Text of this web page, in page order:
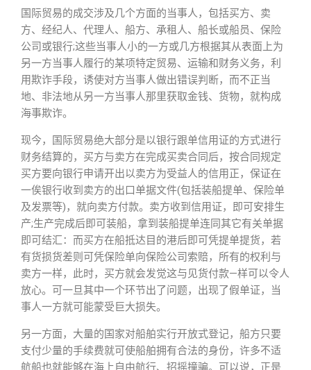
国际贸易的成交涉及几个方面的当事人，包括买方、卖
方、经纪人、代理人、船方、承租人、船长或船员、保险
公司或银行;这些当事人小的一方或几方根据其从表面上为
另一方当事人履行的某项特定贸易、运输和财务义务，利
用欺诈手段，诱使对方当事人做出错误判断，而不正当
地、非法地从另一方当事人那里获取金钱、货物，就构成
海事欺诈。
现今，国际贸易绝大部分是以银行跟单信用证的方式进行
财务结算的，买方与卖方在完成买卖合同后，按合同规定
买方要向银行申请开出以卖方为受益人的信用正，保证在
一俟银行收到卖方的出口单据文件(包括装船提单、保险单
及发票等)，就向卖方付款。卖方收到信用证，即可安排生
产;生产完成后即可装船，拿到装船提单连同其它有关单据
即可结汇：而买方在船抵达目的港后即可凭提单提货，若
有货损货差则可凭保险单向保险公司索赔，所有的权利与
卖方一样，此时，买方就会发觉这与见货付款—样可以令人
放心。可一旦其中一个环节出了问题，出现了假单证，当
事人一方就可能蒙受巨大损失。
另一方面，大量的国家对船舶实行开放式登记，船方只要
支付少量的手续费就可使船舶拥有合法的身份，许多不适
航船也就能够在海上自由航行、招摇撞骗。可以说，正是